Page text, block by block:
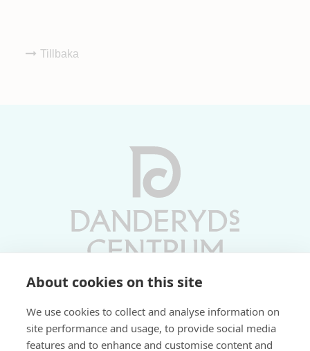
About cookies on this site
We use cookies to collect and analyse information on
site performance and usage, to provide social media
features and to enhance and customise content and
Tillbaka
Söndagar 11-17 | Livs 07-22